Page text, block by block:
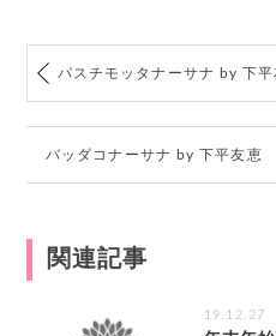
パスチモッタナーサナ by 下平
バッダコナーサナ by 下平友恵
関連記事
19.12.27